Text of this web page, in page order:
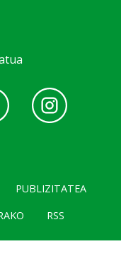
PUBLIZITATEA
RSS